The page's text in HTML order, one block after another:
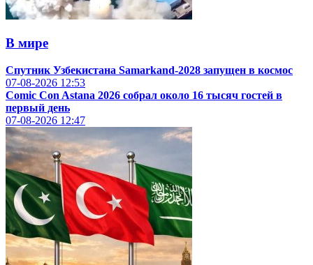
В мире
Спутник Узбекистана Samarkand-2028 запущен в космос
07-08-2026 12:53
Comic Con Astana 2026 собрал около 16 тысяч гостей в
первый день
07-08-2026 12:47